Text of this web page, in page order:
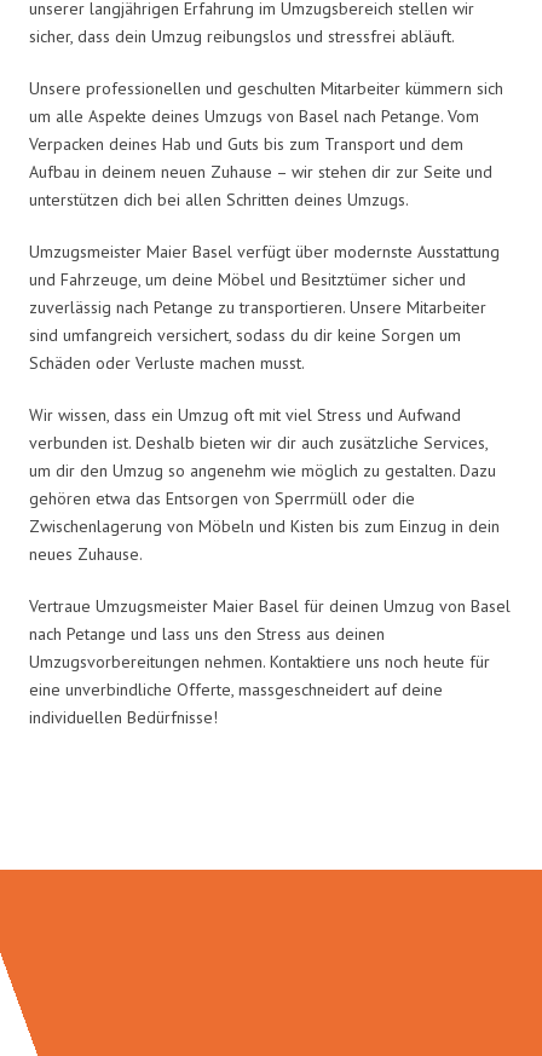
unserer langjährigen Erfahrung im Umzugsbereich stellen wir
sicher, dass dein Umzug reibungslos und stressfrei abläuft.
Unsere professionellen und geschulten Mitarbeiter kümmern sich
um alle Aspekte deines Umzugs von Basel nach Petange. Vom
Verpacken deines Hab und Guts bis zum Transport und dem
Aufbau in deinem neuen Zuhause – wir stehen dir zur Seite und
unterstützen dich bei allen Schritten deines Umzugs.
Umzugsmeister Maier Basel verfügt über modernste Ausstattung
und Fahrzeuge, um deine Möbel und Besitztümer sicher und
zuverlässig nach Petange zu transportieren. Unsere Mitarbeiter
sind umfangreich versichert, sodass du dir keine Sorgen um
Schäden oder Verluste machen musst.
Wir wissen, dass ein Umzug oft mit viel Stress und Aufwand
verbunden ist. Deshalb bieten wir dir auch zusätzliche Services,
um dir den Umzug so angenehm wie möglich zu gestalten. Dazu
gehören etwa das Entsorgen von Sperrmüll oder die
Zwischenlagerung von Möbeln und Kisten bis zum Einzug in dein
neues Zuhause.
Vertraue Umzugsmeister Maier Basel für deinen Umzug von Basel
nach Petange und lass uns den Stress aus deinen
Umzugsvorbereitungen nehmen. Kontaktiere uns noch heute für
eine unverbindliche Offerte, massgeschneidert auf deine
individuellen Bedürfnisse!